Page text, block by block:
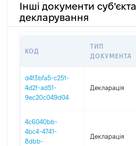
Інші документи суб'єкта
декларування
КОД
ТИП
ДОКУМЕНТА
d4f3bfa5-c251-
4d2f-ad51-
9ec20c049d04
Декларація
4c6040bb-
4bc4-4741-
8dbb-
Декларація